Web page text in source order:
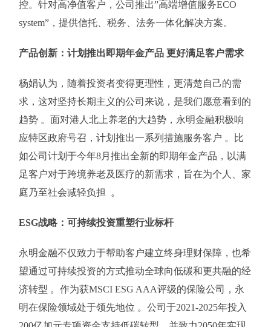
控。针对高净值客户，公司推出”高端增值服务ECO
system”，提供信托、税务、法务一体化解决方案。
产品创新：计划推出即期年金产品 更好满足客户需求
杨娟认为，随着投资者变得更理性，更清楚自己的需
求，这对坚持长期主义的公司来说，是我们愿意看到的
趋势 。面对港人北上养老的大趋势，永明金融积极响
应特区政府号召，计划推出一系列措施服务客户 。比
如公司计划于今年8月推出全新的即期年金产品，以满
足客户对于跨境养老及医疗的新需求，旨在为个人、家
庭乃至社会减轻负担 。
ESG战略：可持续投资重塑行业标杆
永明金融不仅致力于帮助客户建立终身理财保障，也希
望通过可持续投资的方式推动全球向低碳和更共融的经
济转型 。作为获MSCI ESG AAA评级的保险公司，永
明在保险领域处于领先地位 。公司于2021-2025年投入